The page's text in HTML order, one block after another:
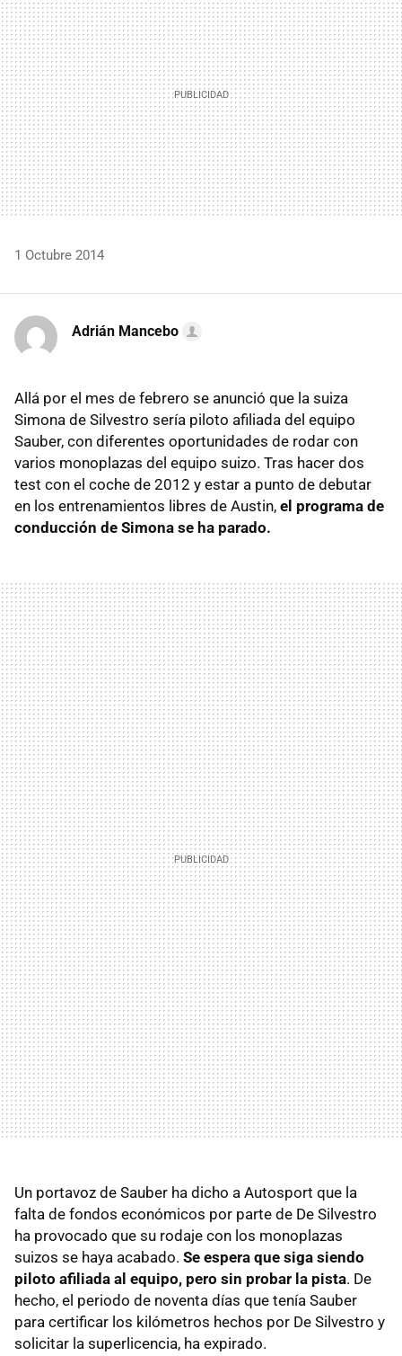
1 Octubre 2014
Adrián Mancebo
Allá por el mes de febrero se anunció que la suiza
Simona de Silvestro sería piloto afiliada del equipo
Sauber, con diferentes oportunidades de rodar con
varios monoplazas del equipo suizo. Tras hacer dos
test con el coche de 2012 y estar a punto de debutar
en los entrenamientos libres de Austin, el programa de
conducción de Simona se ha parado.
Un portavoz de Sauber ha dicho a Autosport que la
falta de fondos económicos por parte de De Silvestro
ha provocado que su rodaje con los monoplazas
suizos se haya acabado. Se espera que siga siendo
piloto afiliada al equipo, pero sin probar la pista. De
hecho, el periodo de noventa días que tenía Sauber
para certificar los kilómetros hechos por De Silvestro y
solicitar la superlicencia, ha expirado.